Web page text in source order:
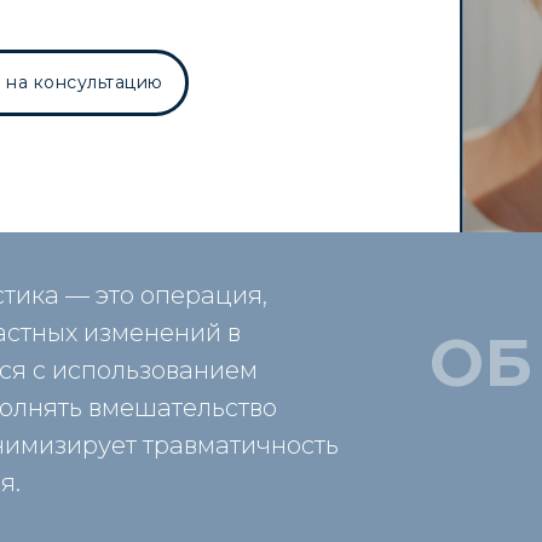
на консультацию
— это операция,
изменений в
с использованием
вмешательство
травматичность